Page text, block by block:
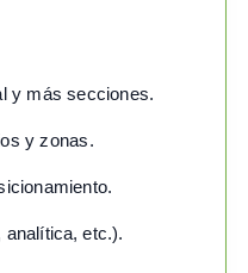
y más secciones.
y zonas.
etc.).